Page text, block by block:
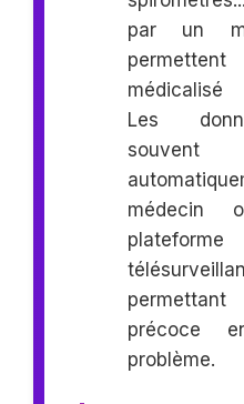
par un
médicalisé
Les
souvent
médecin
précoce
problème.